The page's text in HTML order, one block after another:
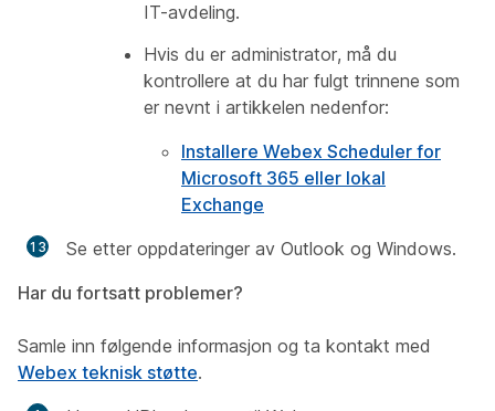
IT-avdeling.
Hvis du er administrator, må du
kontrollere at du har fulgt trinnene som
er nevnt i artikkelen nedenfor:
Installere Webex Scheduler for
Microsoft 365 eller lokal
Exchange
Se etter oppdateringer av Outlook og Windows.
Har du fortsatt problemer?
Samle inn følgende informasjon og ta kontakt med
Webex teknisk støtte.